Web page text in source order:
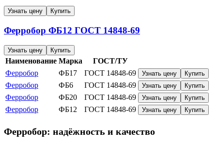
Узнать цену Купить
Ферробор ФБ12 ГОСТ 14848-69
Узнать цену Купить
Наименование Марка
ГОСТ/ТУ
Ферробор
ФБ17 ГОСТ 14848-69 Узнать цену Купить
Ферробор ФБ6 ГОСТ 14848-69 Узнать цену Купить
Ферробор ФБ20 ГОСТ 14848-69 Узнать цену Купить
Ферробор ФБ12 ГОСТ 14848-69 Узнать цену Купить
Ферробор: надёжность и качество